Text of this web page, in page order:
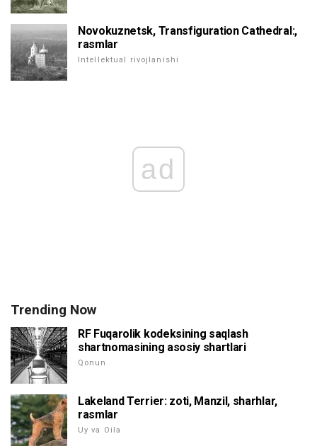
Novokuznetsk, Transfiguration Cathedral:,
rasmlar
Intellektual rivojlanishi
ad
Trending Now
RF Fuqarolik kodeksining saqlash
shartnomasining asosiy shartlari
Qonun
Lakeland Terrier: zoti, Manzil, sharhlar,
rasmlar
Uy va Oila